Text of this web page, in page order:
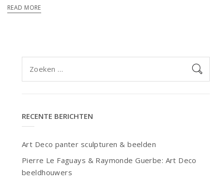
READ MORE
naar:
RECENTE BERICHTEN
Art Deco panter sculpturen & beelden
Pierre Le Faguays & Raymonde Guerbe: Art Deco
beeldhouwers